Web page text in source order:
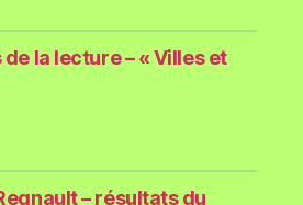
la lecture – « Villes et
– résultats du